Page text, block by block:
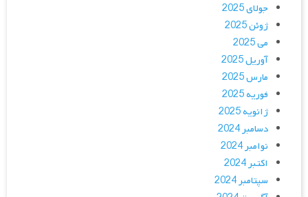
جولای 2025
ژوئن 2025
می 2025
آوریل 2025
مارس 2025
فوریه 2025
ژانویه 2025
دسامبر 2024
نوامبر 2024
اکتبر 2024
سپتامبر 2024